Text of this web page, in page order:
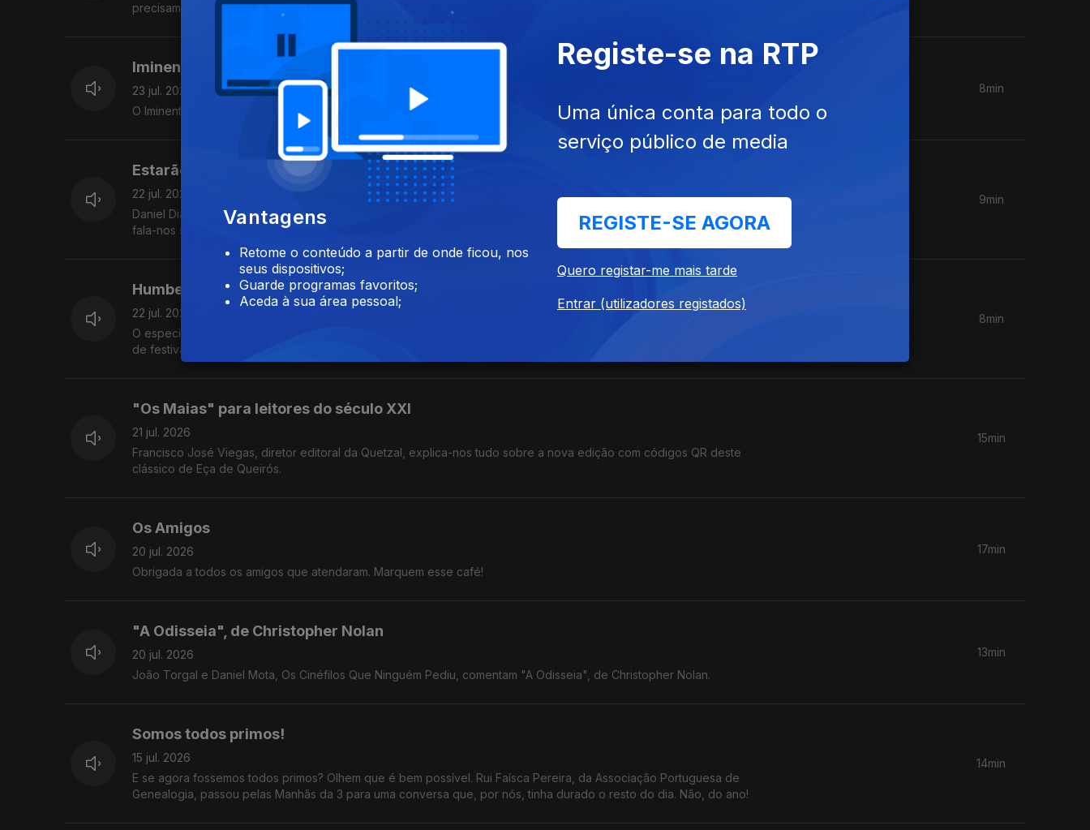
precisam de saber para se tornarem em pros da geografia. Podem ainda pesquisar por @General.Knowledge no
Iminente 2026
23 jul. 2026
O Iminente está de regresso! A diretora Juliana Almeida conta-nos tudo sobre a edição deste ano.
8min
Estarão os concertos a destruir os nossos ouvidos?
22 jul. 2026
Daniel Dias, jornalista de música no jornal Público e autor do artigo "Os concertos estão a destruir os nossos ouvidos?",
fala-nos sobre a sua pesquisa no que diz respeito à cultura de não proteção auditiva.
9min
Humberto Pintado
22 jul. 2026
O especialista Humberto Pintado explica-nos como podemos proteger a nossa audição, em especial durante a época
de festivais de verão.
8min
"Os Maias" para leitores do século XXI
21 jul. 2026
Francisco José Viegas, diretor editoral da Quetzal, explica-nos tudo sobre a nova edição com códigos QR deste
clássico de Eça de Queirós.
15min
Os Amigos
20 jul. 2026
Obrigada a todos os amigos que atendaram. Marquem esse café!
17min
"A Odisseia", de Christopher Nolan
20 jul. 2026
João Torgal e Daniel Mota, Os Cinéfilos Que Ninguém Pediu, comentam "A Odisseia", de Christopher Nolan.
13min
Somos todos primos!
15 jul. 2026
E se agora fossemos todos primos? Olhem que é bem possível. Rui Faísca Pereira, da Associação Portuguesa de
Genealogia, passou pelas Manhãs da 3 para uma conversa que, por nós, tinha durado o resto do dia. Não, do ano!
14min
Vantagens
Retome o conteúdo a partir de onde ficou, nos
seus dispositivos;
Guarde programas favoritos;
Aceda à sua área pessoal;
Registe-se na RTP
Uma única conta para todo o
serviço público de media
REGISTE-SE AGORA
Quero registar-me mais tarde
Entrar (utilizadores registados)